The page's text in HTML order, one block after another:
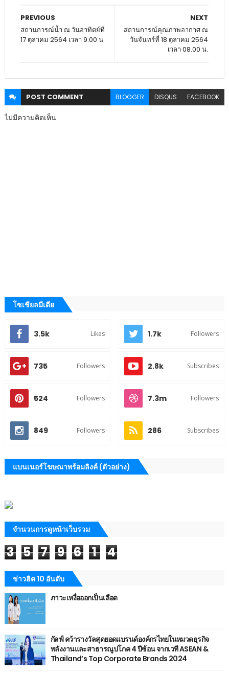
NEXT
สถานการณ์คุณภาพอากาศ ณ
วันจันทร์ที่ 18 ตุลาคม 2564
เวลา 08.00 น.
PREVIOUS
สถานการณ์น้ำ ณ วันอาทิตย์ที่
17 ตุลาคม 2564 เวลา 9.00 น.
POST COMMENT BLOGGER DISQUS FACEBOOK
ไม่มีความคิดเห็น
โซเชียลมีเดีย
3.5k Likes 1.7k Followers
735 Followers 2.8k Subscribes
524 Followers 7.3m Followers
849 Followers 286 Subscribes
แบนเนอร์โฆษณาพร้อมลิงค์ (ตัวอย่าง)
จำนวนการดูหน้าเว็บรวม
3 5 7 9 6 1 4
ข่าวฮิต 10 อันดับ
ภาวะเหงื่อออกเป็นเลือด
กัลฟ์ คว้ารางวัลสุดยอดแบรนด์องค์กรไทยในหมวดธุรกิจ
พลังงานและสาธารณูปโภค 4 ปีซ้อน จากเวที ASEAN &
Thailand’s Top Corporate Brands 2024